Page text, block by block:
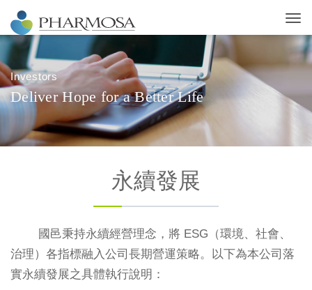
Investors
Deliver Hope for a Better Life
永續發展
國邑秉持永續經營理念，將 ESG（環境、社會、
治理）各指標融入公司長期營運策略。以下為本公司落
實永續發展之具體執行說明：